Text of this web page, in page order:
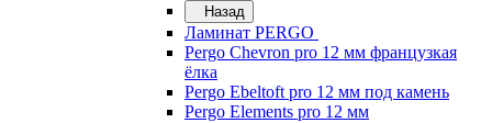
Назад
Ламинат PERGO
Pergo Chevron pro 12 мм французкая
ёлка
Pergo Ebeltoft pro 12 мм под камень
Pergo Elements pro 12 мм